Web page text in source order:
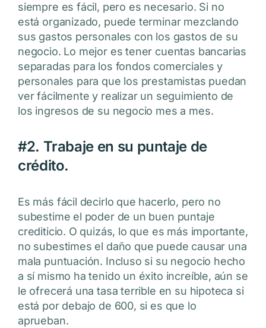
siempre es fácil, pero es necesario. Si no
está organizado, puede terminar mezclando
sus gastos personales con los gastos de su
negocio. Lo mejor es tener cuentas bancarias
separadas para los fondos comerciales y
personales para que los prestamistas puedan
ver fácilmente y realizar un seguimiento de
los ingresos de su negocio mes a mes.
#2. Trabaje en su puntaje de
crédito.
Es más fácil decirlo que hacerlo, pero no
subestime el poder de un buen puntaje
crediticio. O quizás, lo que es más importante,
no subestimes el daño que puede causar una
mala puntuación. Incluso si su negocio hecho
a sí mismo ha tenido un éxito increíble, aún se
le ofrecerá una tasa terrible en su hipoteca si
está por debajo de 600, si es que lo
aprueban.